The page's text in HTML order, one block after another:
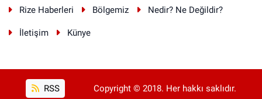
Rize Haberleri Bölgemiz Nedir? Ne Değildir?
İletişim Künye
RSS Copyright © 2018. Her hakkı saklıdır.